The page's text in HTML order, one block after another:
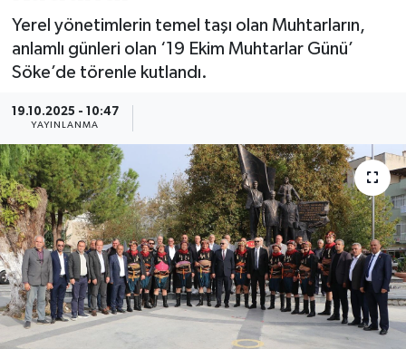
Yerel yönetimlerin temel taşı olan Muhtarların,
anlamlı günleri olan ‘19 Ekim Muhtarlar Günü’
Söke’de törenle kutlandı.
19.10.2025 - 10:47
YAYINLANMA
EĞİTİM
Ekonomi
Genel
Görüntülü Haber
Güncel
Kültür & Sanat
Magazin
Resmi İlan
Süper Lig Puan Durumu ve Fikstür
Tüm Manşetler
Son Dakika Haberleri
Haber Arşivi